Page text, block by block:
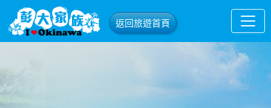
返回旅遊首頁